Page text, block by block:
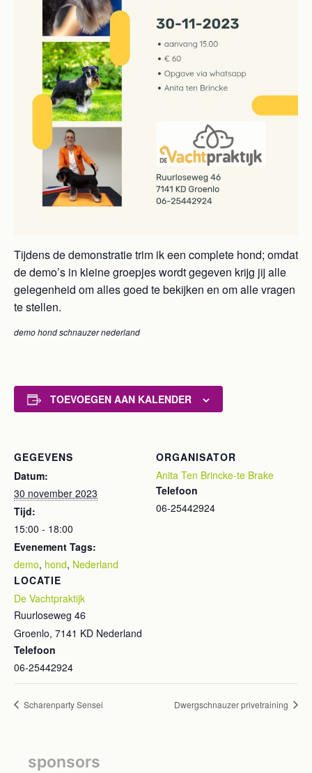
Tijdens de demonstratie trim ik een complete hond; omdat
de demo’s in kleine groepjes wordt gegeven krijg jij alle
gelegenheid om alles goed te bekijken en om alle vragen
te stellen.
demo hond schnauzer nederland
TOEVOEGEN AAN KALENDER
GEGEVENS
Datum:
30 november 2023
Tijd:
15:00 - 18:00
Evenement Tags:
demo, hond, Nederland
LOCATIE
De Vachtpraktijk
Ruurloseweg 46
Groenlo, 7141 KD Nederland
Telefoon
06-25442924
ORGANISATOR
Anita Ten Brincke-te Brake
Telefoon
06-25442924
Scharenparty Sensei Dwergschnauzer privetraining
sponsors